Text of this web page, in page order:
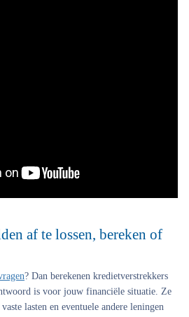
af te lossen, bereken of
? Dan berekenen kredietverstrekkers
is voor jouw financiële situatie. Ze
lasten en eventuele andere leningen